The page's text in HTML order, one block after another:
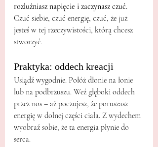
rozluźniasz napięcie i zaczynasz czuć.
Czuć siebie, czuć energię, czuć, że już
jesteś w tej rzeczywistości, którą chcesz
stworzyć.
Praktyka: oddech kreacji
Usiądź wygodnie. Połóż dłonie na łonie
lub na podbrzuszu. Weź głęboki oddech
przez nos – aż poczujesz, że poruszasz
energię w dolnej części ciała. Z wydechem
wyobraź sobie, że ta energia płynie do
serca.